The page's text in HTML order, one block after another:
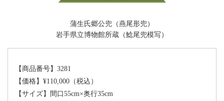
蒲生氏郷公兜（燕尾形兜）
岩手県立博物館所蔵（鯰尾兜模写）
【商品番号】 3281
【価格】¥110,000（税込）
【サイズ】
間口55cm×奥行35cm